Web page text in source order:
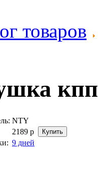
товаров
кпп
NTY
2189 р
9 дней